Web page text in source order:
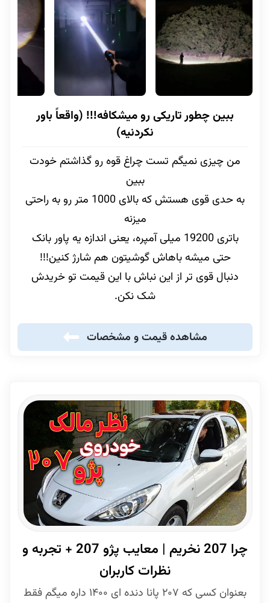
ببین چطور تاریکی رو میشکافه!!! (واقعاً باور
نکردنیه)
من چیزی نمیگم تست چراغ قوه رو گذاشتم خودت
ببین
به حدی قوی هستش که بالای 1000 متر رو به راحتی
میزنه
باتری 19200 میلی آمپره، یعنی اندازه یه پاور بانک
حتی میشه باهاش گوشیتون هم شارژ کنین!!!
دنبال قوی تر از این نباش با این قیمت تو خریدش
شک نکن.
مشاهده قیمت و مشخصات
چرا 207 نخریم | معایب پژو 207 + تجربه و
نظرات کاربران
بعنوان کسی که ۲۰۷ پانا دنده ای ۱۴۰۰ داره میگم فقط